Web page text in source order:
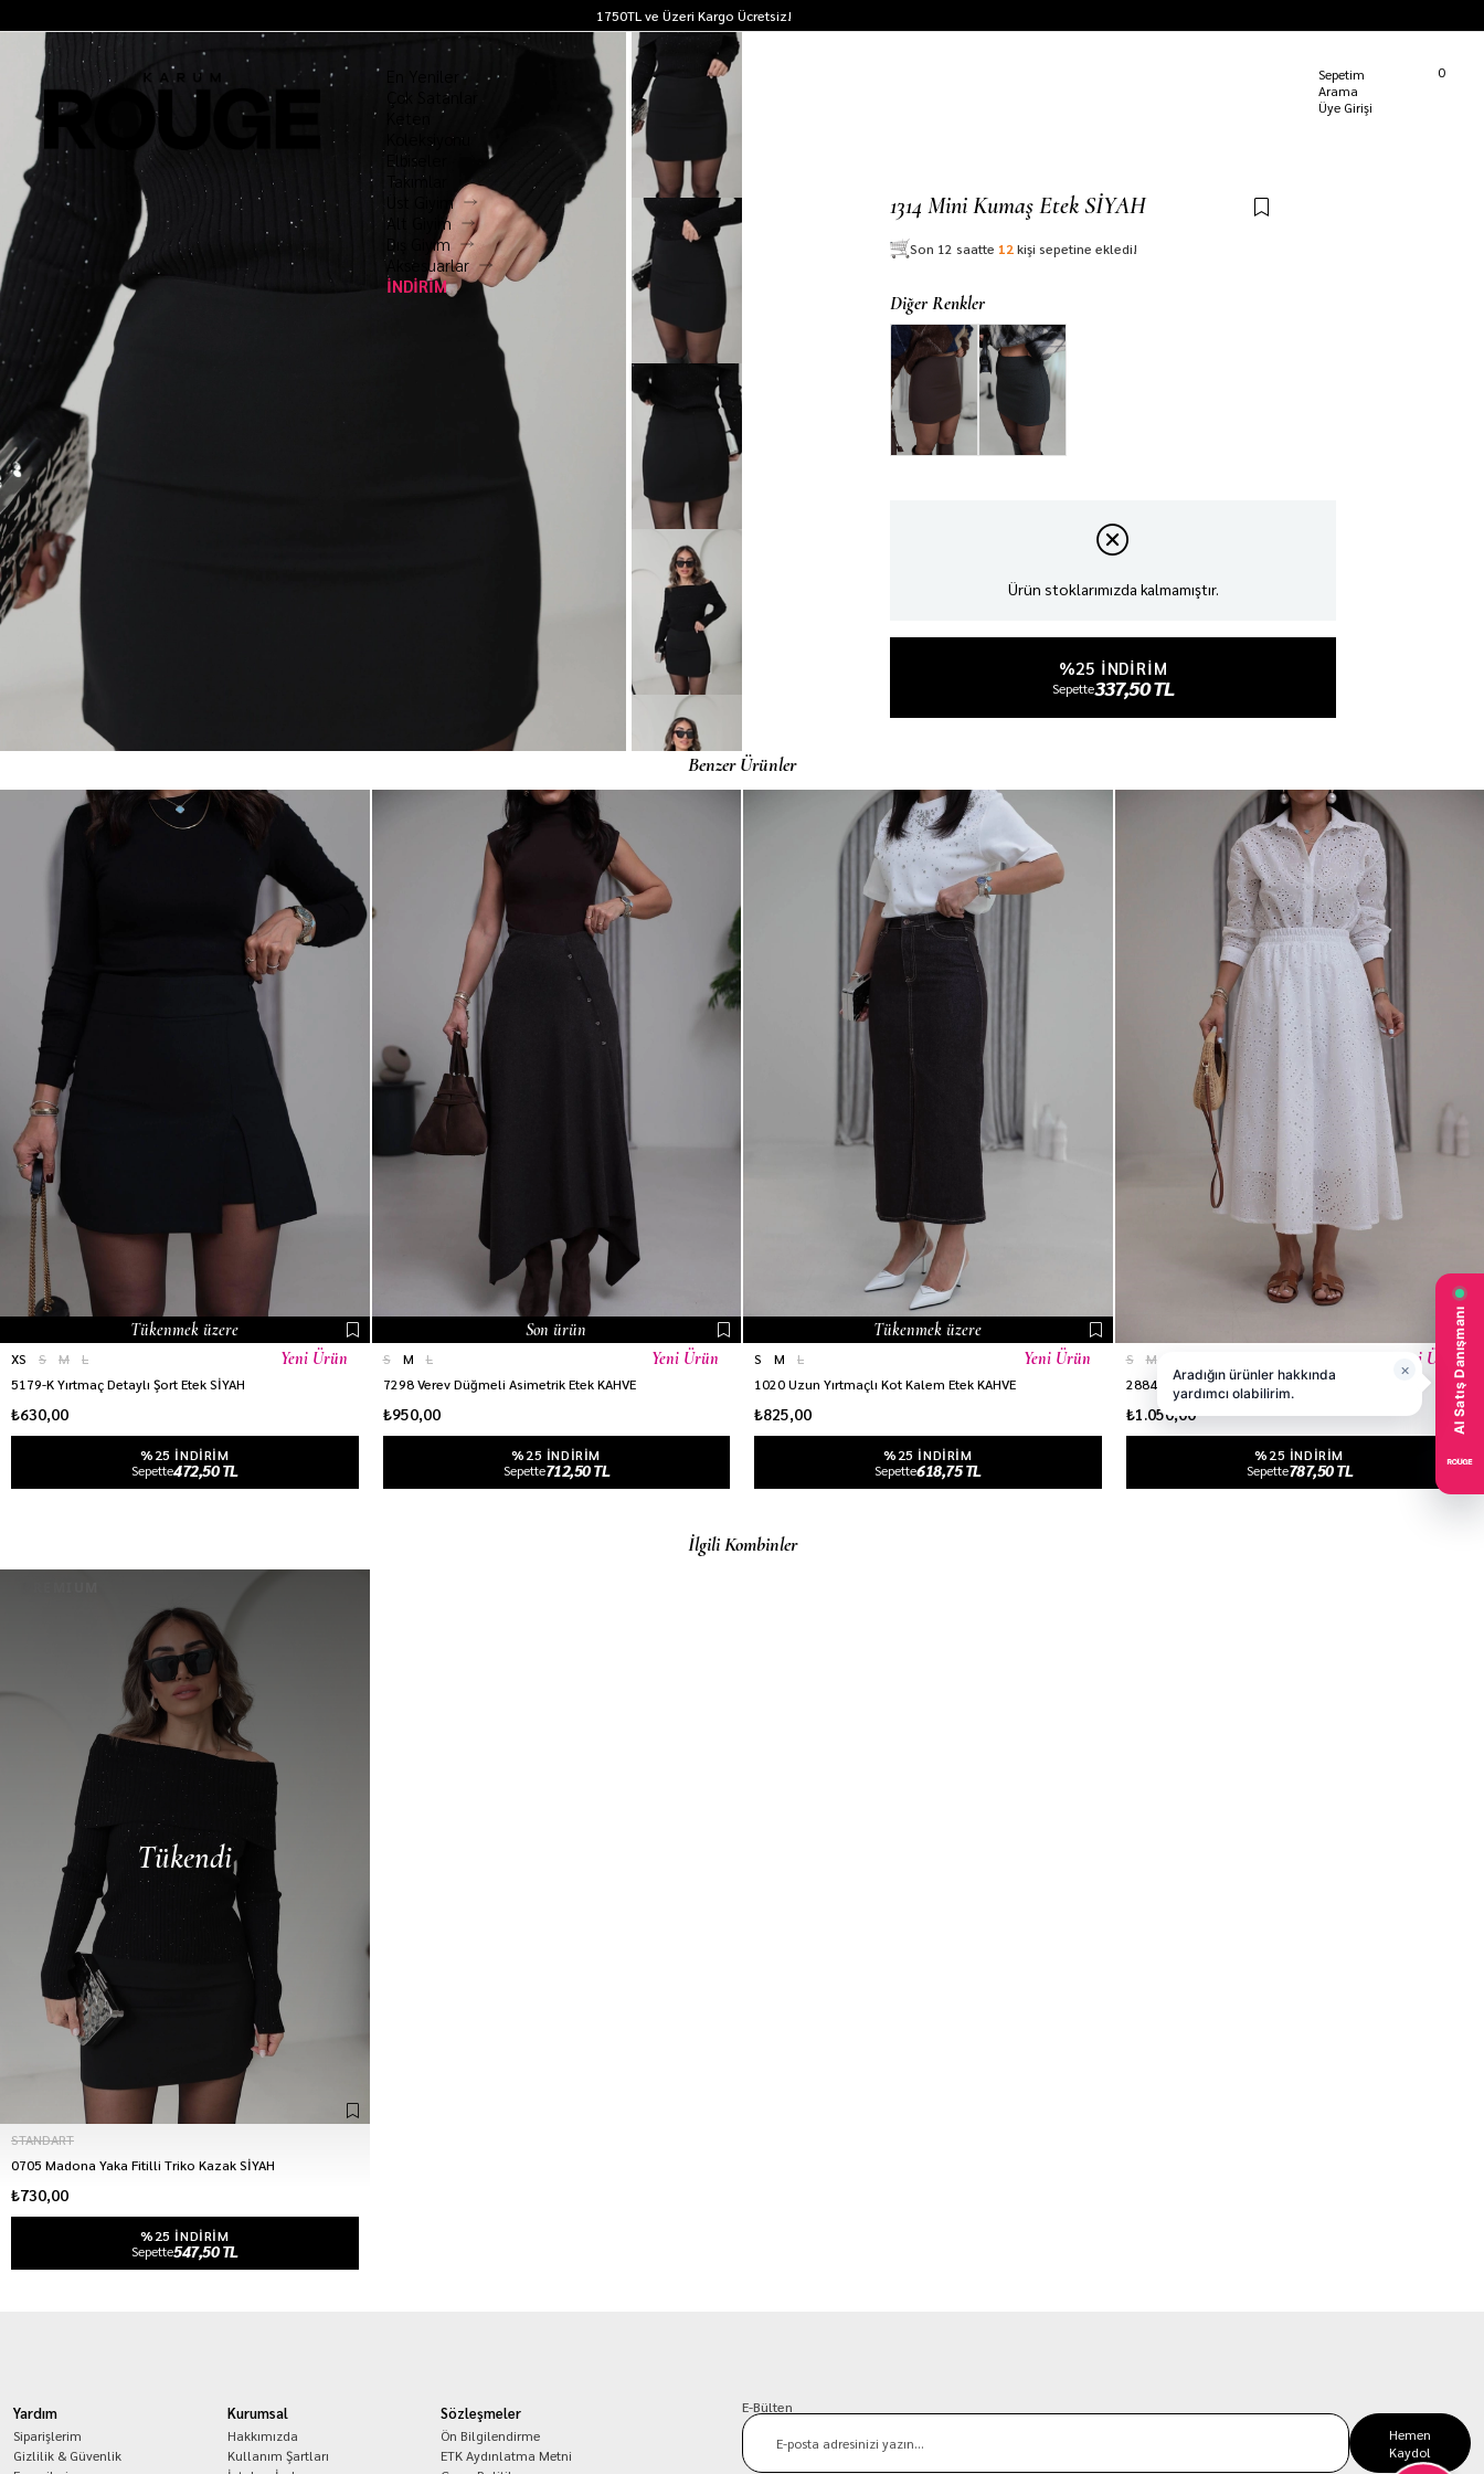
1750TL ve Üzeri Kargo Ücretsiz!
Çok Satanlar
Koleksiyonu
Elbiseler
Takımlar
Üst Giyim
Alt Giyim
Dış Giyim
Aksesuarlar
İNDİRİM
Sepetim
0
Üye Girişi
1314 Mini Kumaş Etek SİYAH
Son 12 saatte 12kişi sepetine ekledi!
Diğer Renkler
Ürün stoklarımızda kalmamıştır.
%25 INDIRIM
Sepette337,50 TL
Benzer Ürünler
Tükenmek üzere
XS S M
L
5179-K Yırtmaç Detaylı Şort Etek SİYAH
₺630,00
%25 INDIRIM
Sepette472,50 TL
Yeni Ürün
Son ürün
S M
L
7298 Verev Düğmeli Asimetrik Etek KAHVE
₺950,00
%25 INDIRIM
Sepette712,50 TL
Yeni Ürün
Tükenmek üzere
S M
L
1020 Uzun Yırtmaçlı Kot Kalem Etek KAHVE
₺825,00
%25 INDIRIM
Sepette618,75 TL
Yeni Ürün S M
2884 Fisto Kloş Etek BEYAZ
₺1.050,00
%25 INDIRIM
Sepette787,50 TL
Yeni Ürün
İlgili Kombinler
Tükendi
STANDART
0705 Madona Yaka Fitilli Triko Kazak SİYAH
₺730,00
%25 INDIRIM
Sepette547,50 TL
Yardım
Siparişlerim
Gizlilik & Güvenlik
Kurumsal
Hakkımızda
Kullanım Şartları
Sözleşmeler
Ön Bilgilendirme
ETK Aydınlatma Metni
E-Bülten
Hemen
Kaydol